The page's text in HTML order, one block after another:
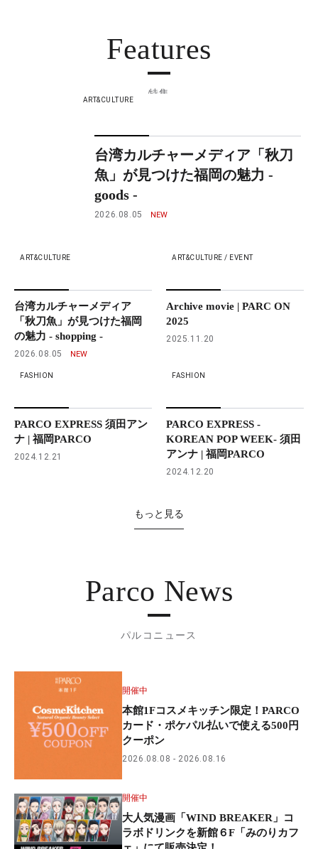
Features
特集
ART&CULTURE
台湾カルチャーメディア「秋刀
魚」が見つけた福岡の魅力 -
goods -
2026.08.05
ART&CULTURE
台湾カルチャーメディア
「秋刀魚」が見つけた福岡
の魅力 - shopping -
2026.08.05
ART&CULTURE / EVENT
Archive movie | PARC ON
2025
2025.11.20
FASHION
PARCO EXPRESS 須田アン
ナ | 福岡PARCO
2024.12.21
FASHION
PARCO EXPRESS -
KOREAN POP WEEK- 須田
アンナ | 福岡PARCO
2024.12.20
もっと見る
Parco News
パルコニュース
開催中
本館1Fコスメキッチン限定！PARCO
カード・ポケパル払いで使える500円
クーポン
2026.08.08 2026.08.16
開催中
大人気漫画「WIND BREAKER」コ
ラボドリンクを新館６F「みのりカフ